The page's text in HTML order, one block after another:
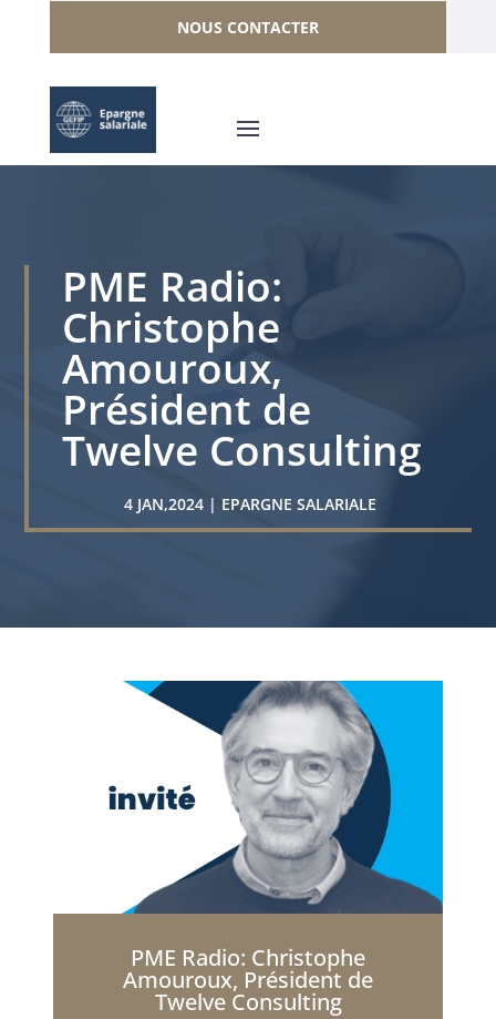
NOUS CONTACTER
PME Radio:
Christophe
Amouroux,
Président de
Twelve Consulting
4 JAN,2024 | EPARGNE SALARIALE
PME Radio: Christophe
Amouroux, Président de
Twelve Consulting